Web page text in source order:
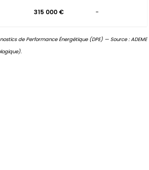
315 000 € -
de Performance Énergétique (DPE) — Source : ADEME